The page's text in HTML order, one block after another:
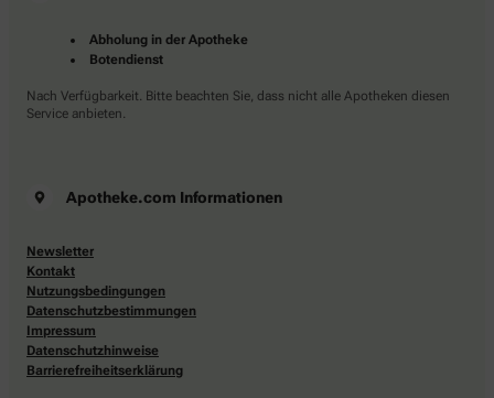
Abholung in der Apotheke
Botendienst
Nach Verfügbarkeit. Bitte beachten Sie, dass nicht alle Apotheken diesen
Service anbieten.
Apotheke.com Informationen
Newsletter
Kontakt
Nutzungsbedingungen
Datenschutzbestimmungen
Impressum
Datenschutzhinweise
Barrierefreiheitserklärung